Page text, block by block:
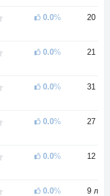
0.0% 20 лет
0.0% 21 год
0.0% 31 год
0.0% 27 лет
0.0% 12 лет
0.0% 9 лет